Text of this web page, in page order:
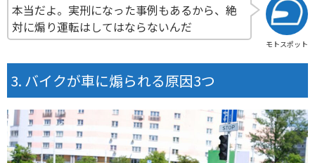
モトスポット
本当だよ。実刑になった事例もあるから、絶
対に煽り運転はしてはならないんだ
バイクが車に煽られる原因3つ